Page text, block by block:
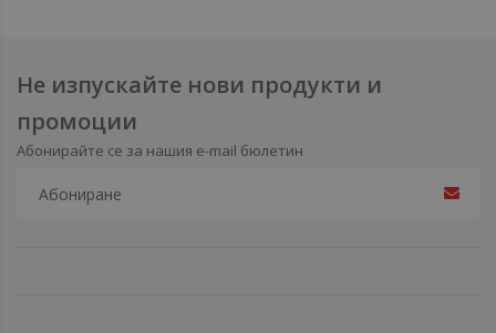
Не изпускайте нови продукти и
промоции
Абонирайте се за нашия e-mail бюлетин